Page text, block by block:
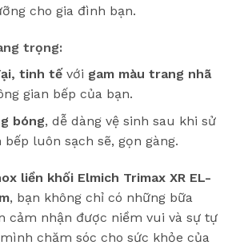
cho gia đình bạn.
trọng:
tinh tếvới gam màu trang nhã
gian bếp của bạn.
bóng, dễ dàng vệ sinh sau khi sử
luôn sạch sẽ, gọn gàng.
liền khối Elmich Trimax XR EL-
, bạn không chỉ có những bữa
cảm nhận được niềm vui và sự tự
chăm sóc cho sức khỏe của